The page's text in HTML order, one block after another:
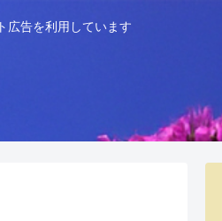
告を利用しています